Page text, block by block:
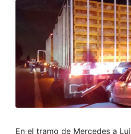
En el tramo de Mercedes a